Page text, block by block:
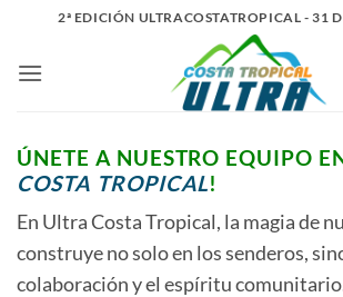
contenido
2ª EDICIÓN ULTRACOSTATROPICAL - 31
ÚNETE A NUESTRO EQUIPO
COSTA TROPICAL!
En Ultra Costa Tropical, la magia de
construye no solo en los senderos,
colaboración y el espíritu